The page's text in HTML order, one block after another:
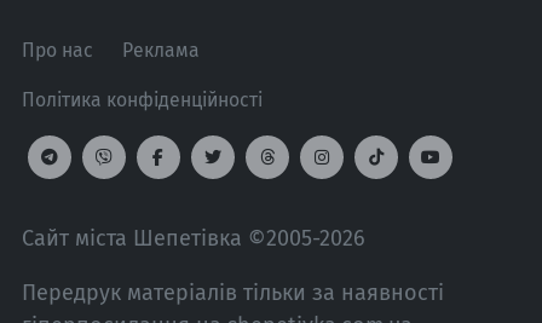
Про нас Реклама
Політика конфіденційності
Сайт міста Шепетівка ©2005-2026
Передрук матеріалів тільки за наявності